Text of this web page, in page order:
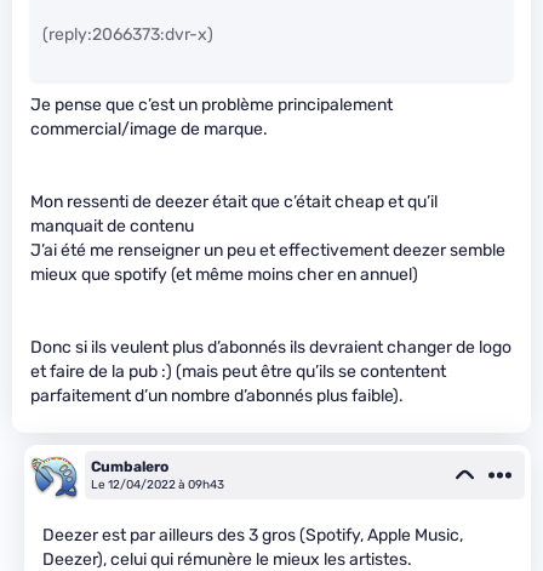
(reply:2066373:dvr-x)
Je pense que c’est un problème principalement
commercial/image de marque.
Mon ressenti de deezer était que c’était cheap et qu’il
manquait de contenu
J’ai été me renseigner un peu et effectivement deezer semble
mieux que spotify (et même moins cher en annuel)
Donc si ils veulent plus d’abonnés ils devraient changer de logo
et faire de la pub :) (mais peut être qu’ils se contentent
parfaitement d’un nombre d’abonnés plus faible).
Cumbalero
Le 12/04/2022 à 09h43
Deezer est par ailleurs des 3 gros (Spotify, Apple Music,
Deezer), celui qui rémunère le mieux les artistes.